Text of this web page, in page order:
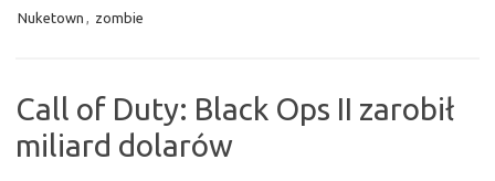
Nuketown
zombie
Call of Duty: Black Ops II zarobił
miliard dolarów